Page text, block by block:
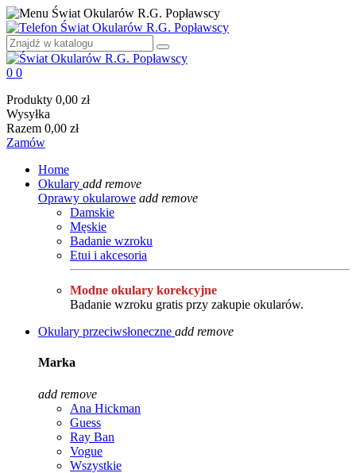
0 0
Produkty 0,00 zł
Wysyłka
Razem 0,00 zł
Zamów
Home
Okulary add remove
Oprawy okularowe add remove
Damskie
Męskie
Badanie wzroku
Etui i akcesoria
Modne okulary korekcyjne
Badanie wzroku gratis przy zakupie okularów.
Okulary przeciwsłoneczne add remove
Marka
add remove
Ana Hickman
Guess
Ray Ban
Vogue
Wszystkie